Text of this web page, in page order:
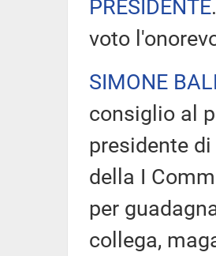
PRESIDENTE
voto
SIMONE
consiglio al
presidente
della I
per
collega,